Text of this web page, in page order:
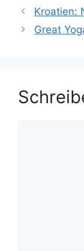
Kroatien:
Great